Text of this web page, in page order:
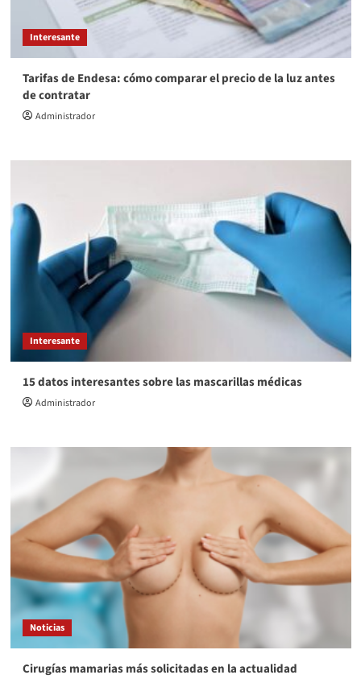
Interesante
Tarifas de Endesa: cómo comparar el precio de la luz antes
de contratar
Administrador
Interesante
15 datos interesantes sobre las mascarillas médicas
Administrador
Noticias
Cirugías mamarias más solicitadas en la actualidad